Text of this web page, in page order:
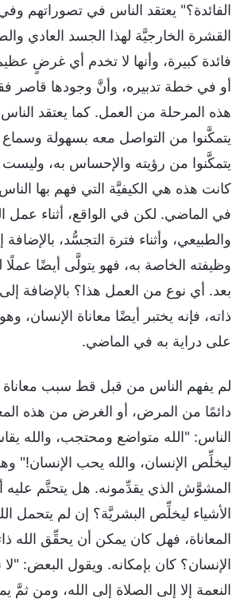
الفائدة؟" يعتقد الناس في تصوراتهم
القشرة الخارجيَّة لهذا الجسد العادي
فائدة كبيرة، وأنها لا تخدم أي غرضٍ
أو في خطة تدبيره، وأنَّ وجودها قاصر
هذه المرحلة من العمل. كما يعتقد
يتمكَّنوا من التواصل معه بسهولة
يتمكَّنوا من رؤيته والإحساس به، وليست
كانت هذه هي الكيفيَّة التي فهم بها
في الماضي. لكن في الواقع، أثناء عمل
والطبيعي، وأثناء فترة التجسُّد،
وظيفته الخاصة به، فهو يتولَّى أيضًا
بعد. أي نوع من العمل هذا؟ بالإضافة
ذاته، فإنه يختبر أيضًا معاناة الإنسان،
على دراية به في الماضي.
لم يفهم الناس من قبل قط سبب معاناة
دائمًا من المرض، أو الغرض من هذه
الناس: "الله متواضع ومحتجب، والله
ليخلِّص الإنسان، والله يحب الإنسان!"
المشوَّش الذي يقدِّمونه. هل يتحتَّم عليه
الأشياء ليخلِّص البشريَّة؟ إن لم يتحمل
المعاناة، فهل كان يمكن أن يحقِّق الله
الإنسان؟ كان بإمكانه. ويقول البعض:
النعمة إلا إلى الصلاة إلى الله، ومن ثمَّ